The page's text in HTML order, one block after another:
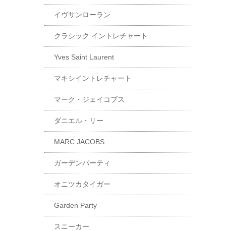
イヴサンローラン
クラシック イントレチャート
Yves Saint Laurent
マキシイントレチャート
マーク・ジェイコブス
ダニエル・リー
MARC JACOBS
ガーデンパーティ
オニツカタイガー
Garden Party
スニーカー